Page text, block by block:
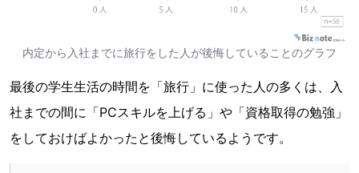
内定から入社までに旅行をした人が後悔していることのグラフ
最後の学生生活の時間を「旅行」に使った人の多くは、入
社までの間に「PCスキルを上げる」や「資格取得の勉強」
をしておけばよかったと後悔しているようです。